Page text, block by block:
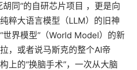
同”的自研芯片项目 ，更是向
粹大语言模型（LLM）的旧神
世界模型”（World Model）的新
，或者说马斯克的整个AI帝
上的“换脑手术”，一次从大脑